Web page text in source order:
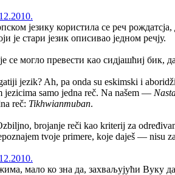
језику користила се реч
је стари језик описивао једном речју.
се могло превести као сидјашћиј бик,
jezik? Ah, pa onda su eskimski i
jezicima samo jedna reč. Na našem —
reč: Tikhwianmuban.
brojanje reči kao kriterij za
tvoje primere, koje daješ — nisu
мало ко зна да, захваљујући Вуку